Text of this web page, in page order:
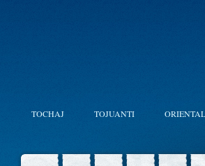
TOCHAJ TOJUANTI ORIENTAL